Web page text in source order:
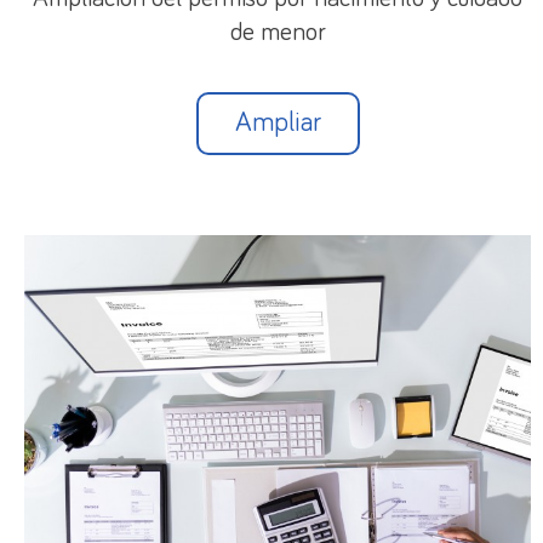
2.2. Revalorización de las pensiones
A partir de 1/1/2025 todas las pensiones
contributivas de Seguridad Social de
diciembre del segundo año anterior a noviembre
del año anterior.
Además de incrementarse de acuerdo con el I.P.C.,
las pensiones máximas tendrán otro incremento
adicional
Desde 2025 hasta 2050 se incrementarán
adicionalmente en un 0,115% acumulativo cada
de menor
Ampliar